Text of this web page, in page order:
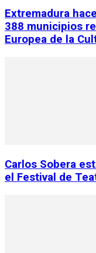
Extremadura
388 municipios
Europea de la
Carlos Sobera
el Festival de